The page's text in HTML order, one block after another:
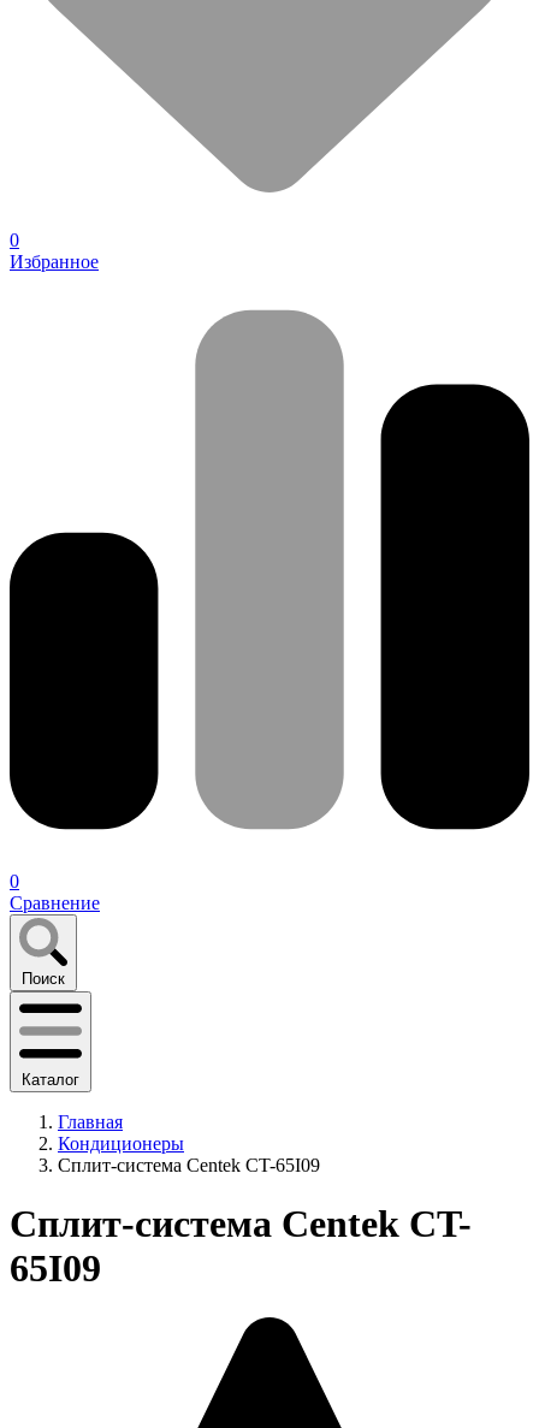
0
Избранное
0
Сравнение
Поиск
Каталог
Главная
Кондиционеры
Сплит-система Centek CT-65I09
Сплит-система Centek CT-
65I09